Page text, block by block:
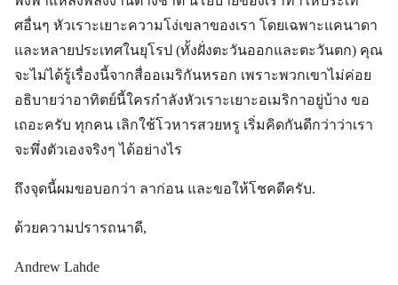
ศอื่นๆ หัวเราะเยาะความโง่เขลาของเรา โดยเฉพาะแคนาดา
และหลายประเทศในยุโรป (ทั้งฝั่งตะวันออกและตะวันตก) คุณ
จะไม่ได้รู้เรื่องนี้จากสื่ออเมริกันหรอก เพราะพวกเขาไม่ค่อย
อธิบายว่าอาทิตย์นี้ใครกำลังหัวเราะเยาะอเมริกาอยู่บ้าง ขอ
เถอะครับ ทุกคน เลิกใช้โวหารสวยหรู เริ่มคิดกันดีกว่าว่าเรา
จะพึ่งตัวเองจริงๆ ได้อย่างไร
ถึงจุดนี้ผมขอบอกว่า ลาก่อน และขอให้โชคดีครับ.
ด้วยความปรารถนาดี,
Andrew Lahde